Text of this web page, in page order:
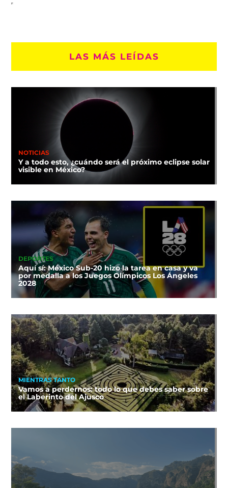
LAS MÁS LEÍDAS
NOTICIAS
Y a todo esto, ¿cuándo será el próximo eclipse solar
visible en México?
DEPORTES
Aquí sí: México Sub-20 hizo la tarea en casa y va
por medalla a los Juegos Olímpicos Los Ángeles
2028
MIENTRAS TANTO
Vamos a perdernos: todo lo que debes saber sobre
el Laberinto del Ajusco